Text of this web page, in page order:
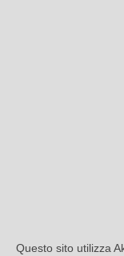
Questo sito utilizza